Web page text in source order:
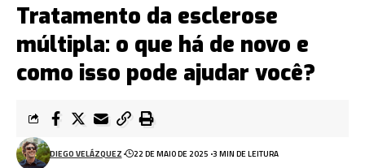
Tratamento da esclerose
múltipla: o que há de novo e
como isso pode ajudar você?
DIEGO VELÁZQUEZ 22 DE MAIO DE 2025 3 MIN DE LEITURA